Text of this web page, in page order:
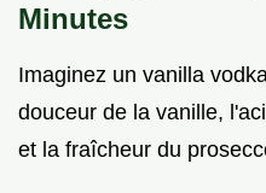
Minutes
Imaginez un vanilla
douceur de la vanille,
et la fraîcheur du